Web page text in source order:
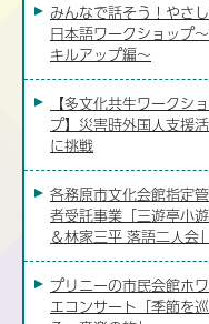
みんなで話そう！やさ
日本語ワークショップ
キルアップ編～
【多文化共生ワークシ
プ】災害時外国人支援
に挑戦
各務原市文化会館指定
者受託事業「三遊亭小
＆林家三平 落語二人会」
プリニーの市民会館ホ
エコンサート「季節を巡